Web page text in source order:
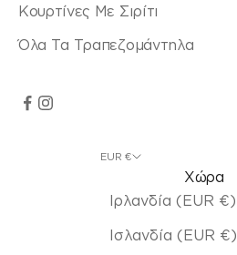
Κουρτίνες Με Σιρίτι
Όλα Τα Τραπεζομάντηλα
EUR €
Χώρα
Ιρλανδία (EUR €)
Ισλανδία (EUR €)